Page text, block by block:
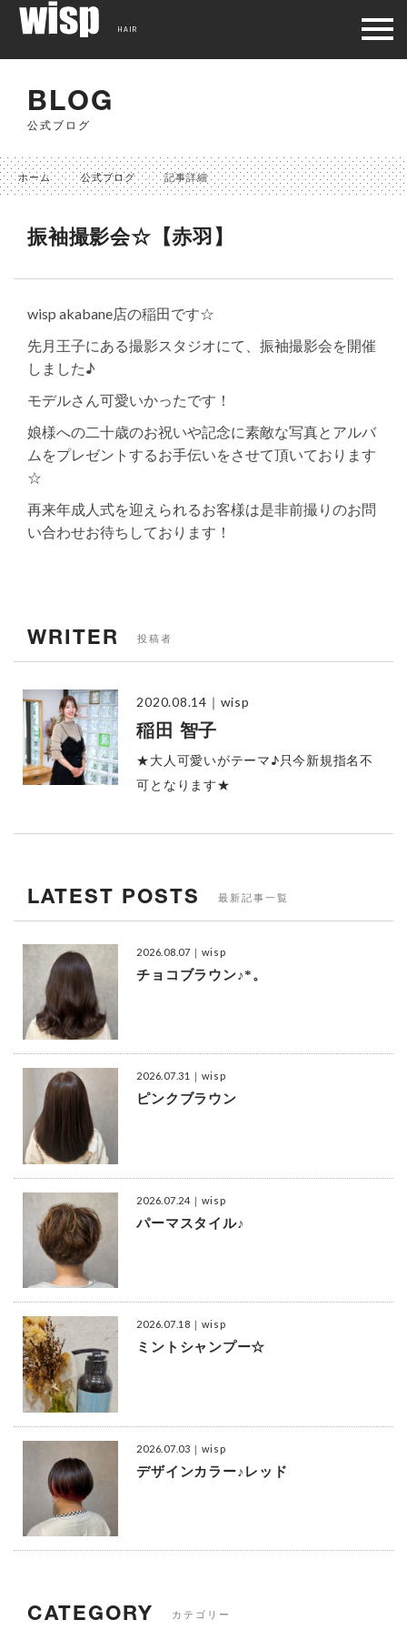
BLOG
公式ブログ
ホーム 公式ブログ 記事詳細
振袖撮影会☆【赤羽】
wisp akabane店の稲田です☆
先月王子にある撮影スタジオにて、振袖撮影会を開催
しました♪
モデルさん可愛いかったです！
娘様への二十歳のお祝いや記念に素敵な写真とアルバ
ムをプレゼントするお手伝いをさせて頂いております
☆
再来年成人式を迎えられるお客様は是非前撮りのお問
い合わせお待ちしております！
WRITER 投稿者
2020.08.14 ｜wisp
稲田 智子
★大人可愛いがテーマ♪只今新規指名不
可となります★
LATEST POSTS 最新記事一覧
2026.08.07 ｜wisp
チョコブラウン♪*。
2026.07.31 ｜wisp
ピンクブラウン
2026.07.24 ｜wisp
パーマスタイル♪
2026.07.18 ｜wisp
ミントシャンプー☆
2026.07.03 ｜wisp
デザインカラー♪レッド
CATEGORY カテゴリー
HAIR